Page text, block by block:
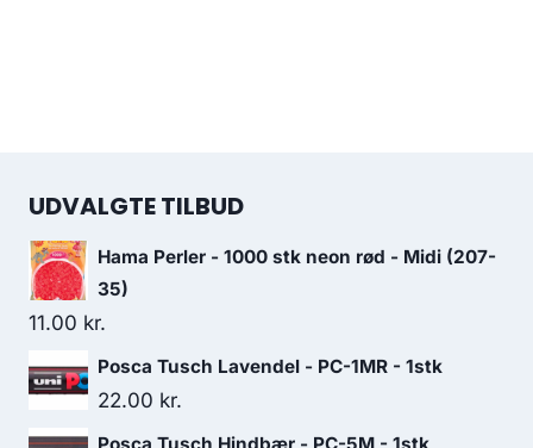
UDVALGTE TILBUD
Hama Perler - 1000 stk neon rød - Midi (207-
35)
11.00 kr.
Posca Tusch Lavendel - PC-1MR - 1stk
22.00 kr.